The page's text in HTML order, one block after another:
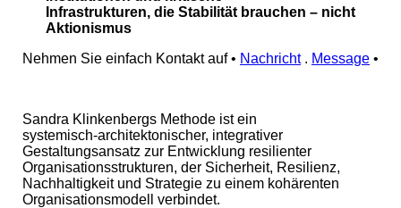
Infrastrukturen, die Stabilität brauchen – nicht
Aktionismus
Nehmen Sie einfach Kontakt auf • Nachricht. Message •
Sandra Klinkenbergs Methode ist ein
systemisch‑architektonischer, integrativer
Gestaltungsansatz zur Entwicklung resilienter
Organisationsstrukturen, der Sicherheit, Resilienz,
Nachhaltigkeit und Strategie zu einem kohärenten
Organisationsmodell verbindet.